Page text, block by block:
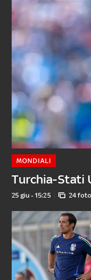
Turchia-Stati
MONDIALI
25 giu - 15:25 24 foto